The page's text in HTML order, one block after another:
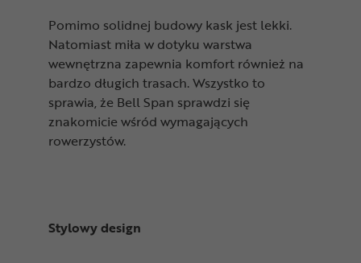
Pomimo solidnej budowy kask jest lekki.
Natomiast miła w dotyku warstwa
wewnętrzna zapewnia komfort również na
bardzo długich trasach. Wszystko to
sprawia, że Bell Span sprawdzi się
znakomicie wśród wymagających
rowerzystów.
Stylowy design